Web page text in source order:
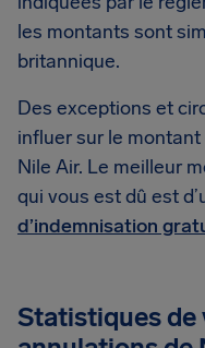
les montants sont
britannique.
Des exceptions et
influer sur le
Nile Air. Le meilleur
qui vous est dû est
d’indemnisation
Statistiques de